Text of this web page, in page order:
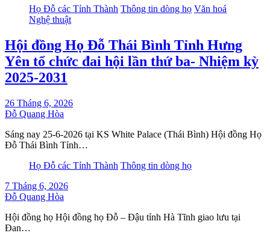
Họ Đỗ các Tỉnh Thành Thông tin dòng họ Văn hoá
Nghệ thuật
Hội đồng Họ Đỗ Thái Bình Tỉnh Hưng
Yên tổ chức đai hội lần thứ ba- Nhiệm kỳ
2025-2031
26 Tháng 6, 2026
Đỗ Quang Hòa
Sáng nay 25-6-2026 tại KS White Palace (Thái Bình) Hội đồng Họ
Đỗ Thái Bình Tỉnh…
Họ Đỗ các Tỉnh Thành Thông tin dòng họ
7 Tháng 6, 2026
Đỗ Quang Hòa
Hội đồng họ Hội đồng họ Đỗ – Đậu tỉnh Hà Tĩnh giao lưu tại
Đan…